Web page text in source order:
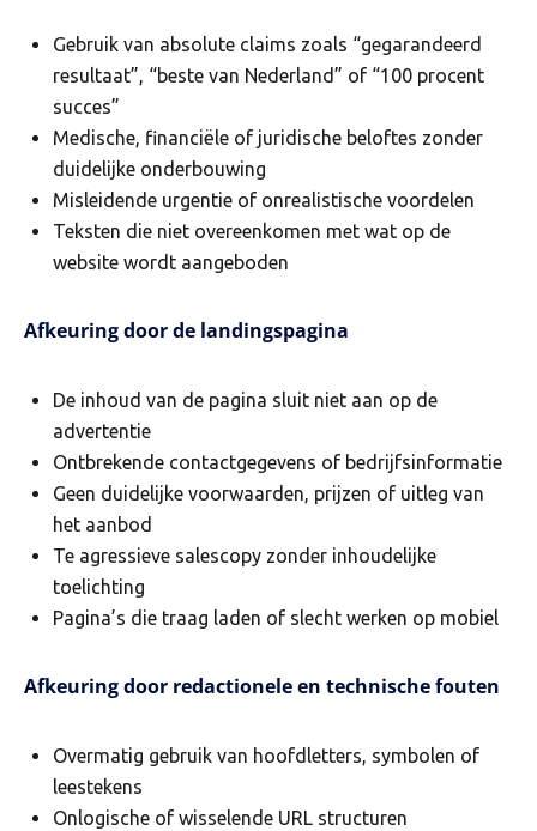
Gebruik van absolute claims zoals “gegarandeerd
resultaat”, “beste van Nederland” of “100 procent
succes”
Medische, financiële of juridische beloftes zonder
duidelijke onderbouwing
Misleidende urgentie of onrealistische voordelen
Teksten die niet overeenkomen met wat op de
website wordt aangeboden
Afkeuring door de landingspagina
De inhoud van de pagina sluit niet aan op de
advertentie
Ontbrekende contactgegevens of bedrijfsinformatie
Geen duidelijke voorwaarden, prijzen of uitleg van
het aanbod
Te agressieve salescopy zonder inhoudelijke
toelichting
Pagina’s die traag laden of slecht werken op mobiel
Afkeuring door redactionele en technische fouten
Overmatig gebruik van hoofdletters, symbolen of
leestekens
Onlogische of wisselende URL structuren